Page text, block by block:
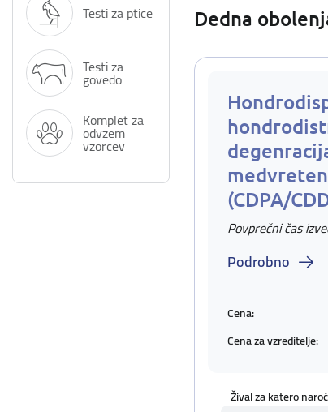
Testi za ptice
Testi za
govedo
Komplet za
odvzem
vzorcev
Dedna
(CDPA/
Povprečni čas
Podrobno
Cena:
Cena za vzreditelje:
Žival za katero